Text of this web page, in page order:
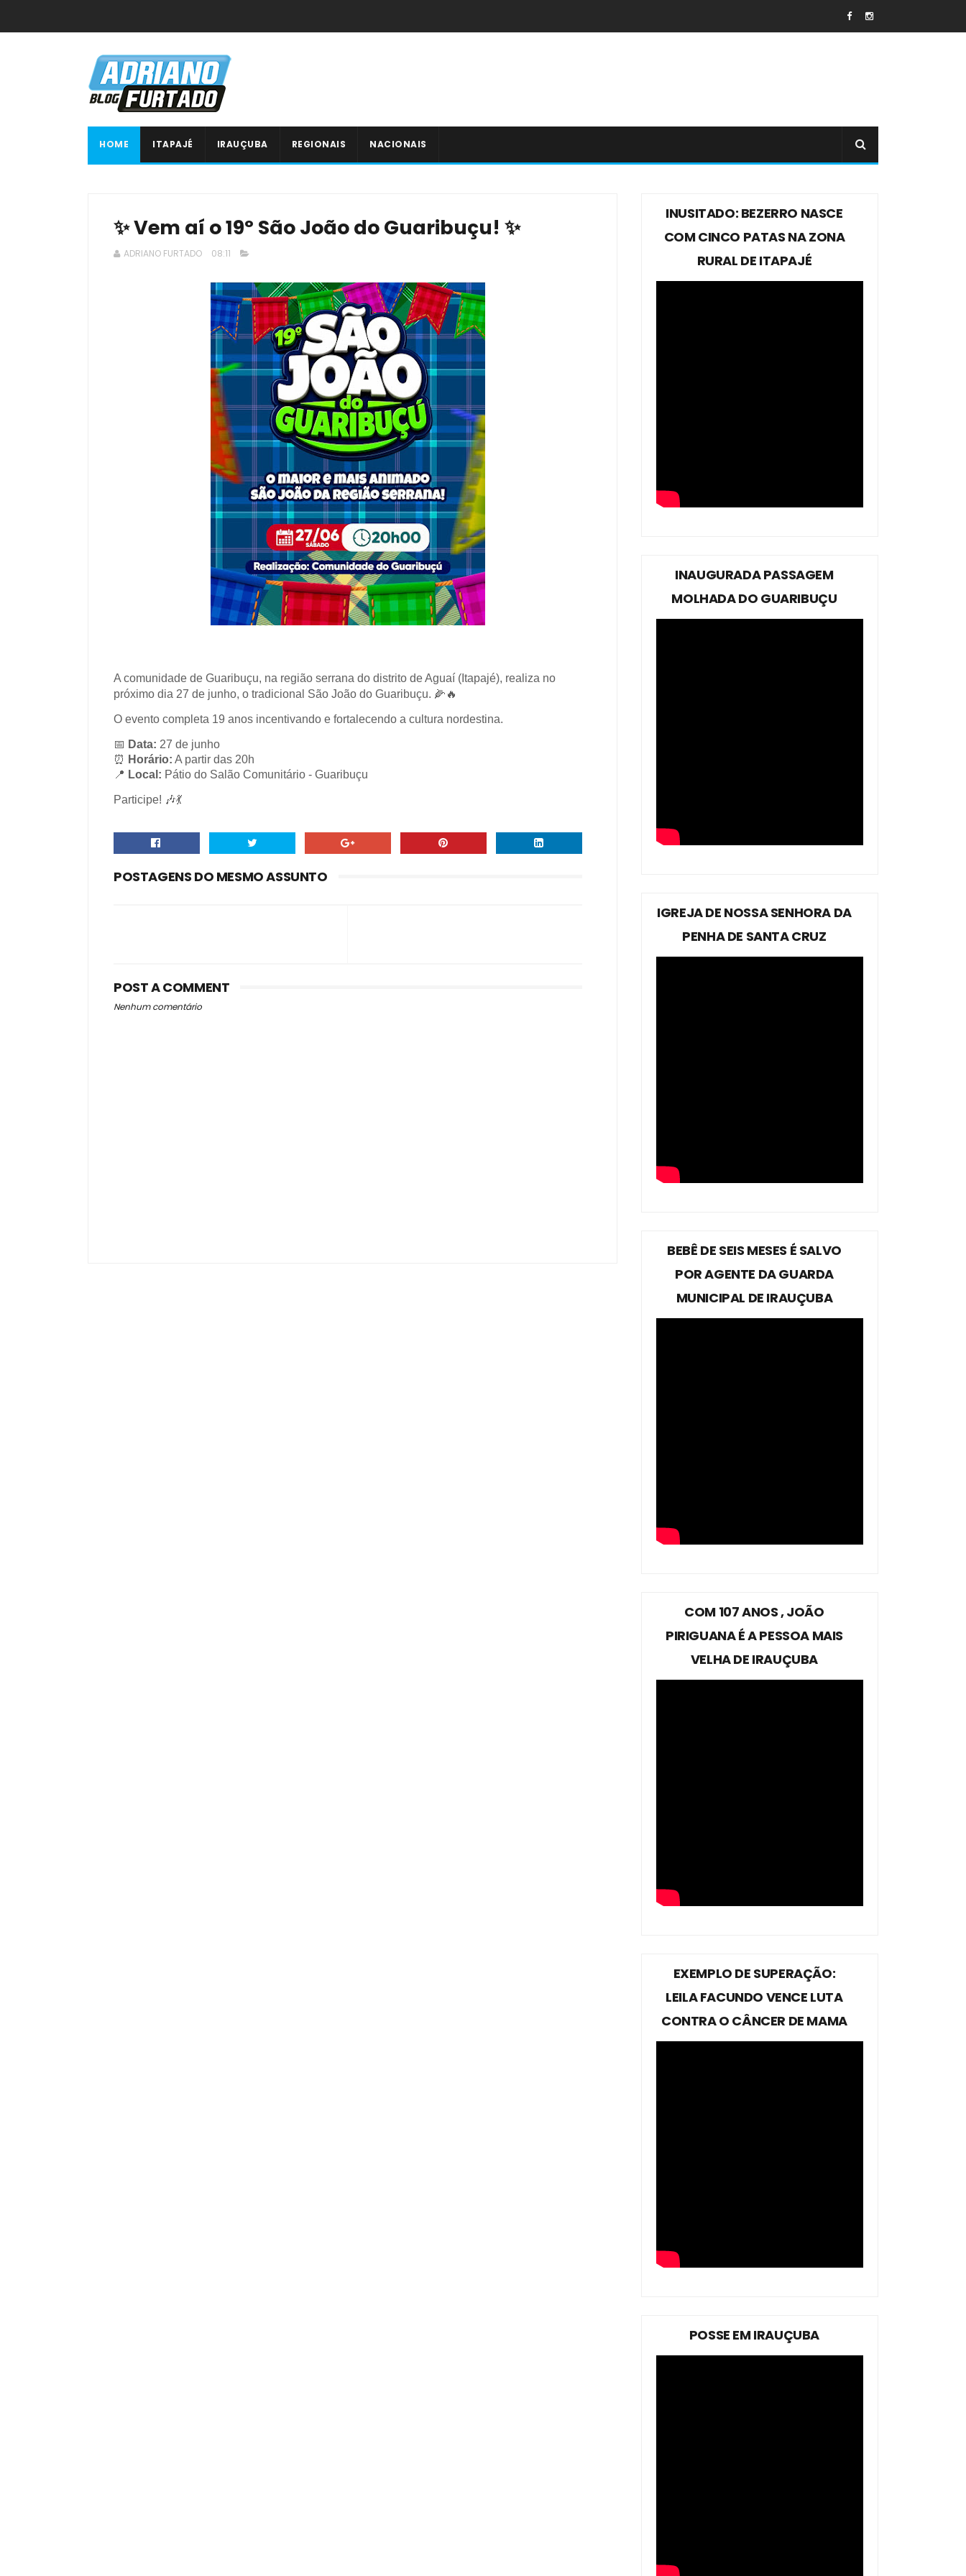
HOME ITAPAJÉ IRAUÇUBA REGIONAIS NACIONAIS
✨ Vem aí o 19º São João do Guaribuçu! ✨
ADRIANO FURTADO 08:11
A comunidade de Guaribuçu, na região serrana do distrito de Aguaí (Itapajé), realiza no
próximo dia 27 de junho, o tradicional São João do Guaribuçu. 🌽🔥
O evento completa 19 anos incentivando e fortalecendo a cultura nordestina.
📅 Data: 27 de junho
⏰ Horário: A partir das 20h
📍 Local: Pátio do Salão Comunitário - Guaribuçu
Participe! 🎶💃
POSTAGENS DO MESMO ASSUNTO
POST A COMMENT
Nenhum comentário
INUSITADO: BEZERRO NASCE
COM CINCO PATAS NA ZONA
RURAL DE ITAPAJÉ
INAUGURADA PASSAGEM
MOLHADA DO GUARIBUÇU
IGREJA DE NOSSA SENHORA DA
PENHA DE SANTA CRUZ
BEBÊ DE SEIS MESES É SALVO
POR AGENTE DA GUARDA
MUNICIPAL DE IRAUÇUBA
COM 107 ANOS , JOÃO
PIRIGUANA É A PESSOA MAIS
VELHA DE IRAUÇUBA
EXEMPLO DE SUPERAÇÃO:
LEILA FACUNDO VENCE LUTA
CONTRA O CÂNCER DE MAMA
POSSE EM IRAUÇUBA